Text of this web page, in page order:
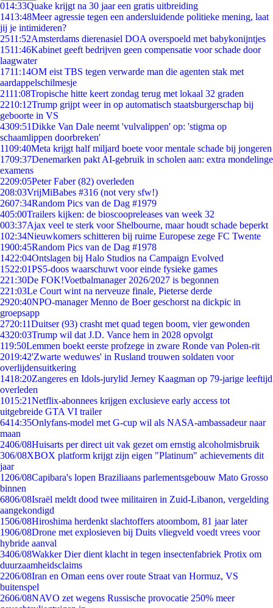
014:33Quake krijgt na 30 jaar een gratis uitbreiding
1413:48Meer agressie tegen een andersluidende politieke mening, laat
jij je intimideren?
2511:52Amsterdams dierenasiel DOA overspoeld met babykonijntjes
1511:46Kabinet geeft bedrijven geen compensatie voor schade door
laagwater
1711:14OM eist TBS tegen verwarde man die agenten stak met
aardappelschilmesje
2111:08Tropische hitte keert zondag terug met lokaal 32 graden
2210:12Trump grijpt weer in op automatisch staatsburgerschap bij
geboorte in VS
4309:51Dikke Van Dale neemt 'vulvalippen' op: 'stigma op
schaamlippen doorbreken'
1109:40Meta krijgt half miljard boete voor mentale schade bij jongeren
1709:37Denemarken pakt AI-gebruik in scholen aan: extra mondelinge
examens
2209:05Peter Faber (82) overleden
208:03VrijMiBabes #316 (not very sfw!)
2607:34Random Pics van de Dag #1979
405:00Trailers kijken: de bioscoopreleases van week 32
003:37Ajax veel te sterk voor Shelbourne, maar houdt schade beperkt
102:34Nieuwkomers schitteren bij ruime Europese zege FC Twente
1900:45Random Pics van de Dag #1978
1422:04Ontslagen bij Halo Studios na Campaign Evolved
1522:01PS5-doos waarschuwt voor einde fysieke games
221:30De FOK!Voetbalmanager 2026/2027 is begonnen
221:03Le Court wint na nerveuze finale, Pieterse derde
2920:40NPO-manager Menno de Boer geschorst na dickpic in
groepsapp
2720:11Duitser (93) crasht met quad tegen boom, vier gewonden
4320:03Trump wil dat J.D. Vance hem in 2028 opvolgt
119:50Lemmen boekt eerste profzege in zware Ronde van Polen-rit
2019:42'Zwarte weduwes' in Rusland trouwen soldaten voor
overlijdensuitkering
1418:20Zangeres en Idols-jurylid Jerney Kaagman op 79-jarige leeftijd
overleden
1015:21Netflix-abonnees krijgen exclusieve early access tot
uitgebreide GTA VI trailer
6414:35Onlyfans-model met G-cup wil als NASA-ambassadeur naar
maan
2406/08Huisarts per direct uit vak gezet om ernstig alcoholmisbruik
306/08XBOX platform krijgt zijn eigen "Platinum" achievements dit
jaar
1206/08Capibara's lopen Braziliaans parlementsgebouw Mato Grosso
binnen
6806/08Israël meldt dood twee militairen in Zuid-Libanon, vergelding
aangekondigd
1506/08Hiroshima herdenkt slachtoffers atoombom, 81 jaar later
1906/08Drone met explosieven bij Duits vliegveld voedt vrees voor
hybride aanval
3406/08Wakker Dier dient klacht in tegen insectenfabriek Protix om
duurzaamheidsclaims
2206/08Iran en Oman eens over route Straat van Hormuz, VS
buitenspel
2606/08NAVO zet wegens Russische provocatie 250% meer